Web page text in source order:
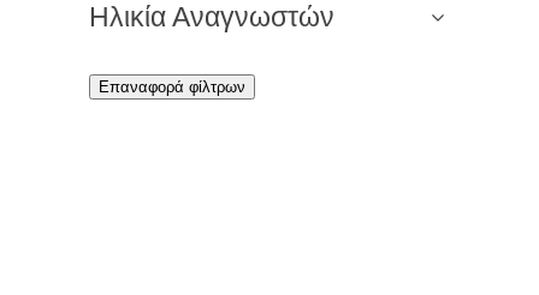
Ηλικία Αναγνωστών
Επαναφορά φίλτρων